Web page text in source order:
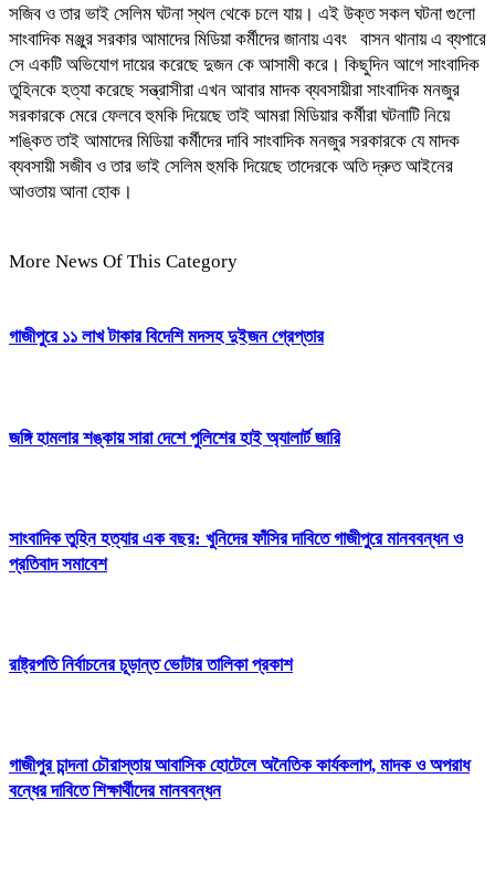
সজিব ও তার ভাই সেলিম ঘটনা স্থল থেকে চলে যায়। এই উক্ত সকল ঘটনা গুলো
সাংবাদিক মঞ্জুর সরকার আমাদের মিডিয়া কর্মীদের জানায় এবং বাসন থানায় এ ব্যপারে
সে একটি অভিযোগ দায়ের করেছে দুজন কে আসামী করে। কিছুদিন আগে সাংবাদিক
তুহিনকে হত্যা করেছে সন্ত্রাসীরা এখন আবার মাদক ব্যবসায়ীরা সাংবাদিক মনজুর
সরকারকে মেরে ফেলবে হুমকি দিয়েছে তাই আমরা মিডিয়ার কর্মীরা ঘটনাটি নিয়ে
শঙ্কিত তাই আমাদের মিডিয়া কর্মীদের দাবি সাংবাদিক মনজুর সরকারকে যে মাদক
ব্যবসায়ী সজীব ও তার ভাই সেলিম হুমকি দিয়েছে তাদেরকে অতি দ্রুত আইনের
আওতায় আনা হোক। ­
More News Of This Category
গাজীপুরে ১১ লাখ টাকার বিদেশি মদসহ দুইজন গ্রেপ্তার
জঙ্গি হামলার শঙ্কায় সারা দেশে পুলিশের হাই অ্যালার্ট জারি
সাংবাদিক তুহিন হত্যার এক বছর: খুনিদের ফাঁসির দাবিতে গাজীপুরে মানববন্ধন ও
প্রতিবাদ সমাবেশ
রাষ্ট্রপতি নির্বাচনের চূড়ান্ত ভোটার তালিকা প্রকাশ
গাজীপুর চান্দনা চৌরাস্তায় আবাসিক হোটেলে অনৈতিক কার্যকলাপ, মাদক ও অপরাধ
বন্ধের দাবিতে শিক্ষার্থীদের মানববন্ধন